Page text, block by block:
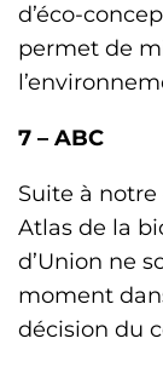
d’éco-
permet de
7 – ABC
Suite à
Atlas de la
d’Union ne
moment
décision du